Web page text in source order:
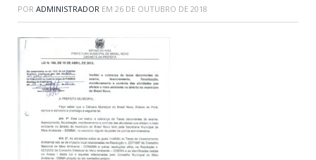
POR ADMINISTRADOR EM 26 DE OUTUBRO DE 2018